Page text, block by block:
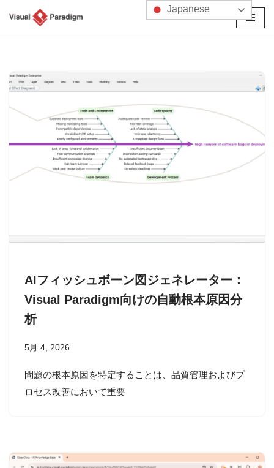
ン
ツ
へ
AIフィッシュボーン図ジェネレーター：
Visual Paradigm向けの自動根本原因分
析
5月 4, 2026
問題の根本原因を特定することは、品質管理およびプ
ロセス改善において重要
Japanese